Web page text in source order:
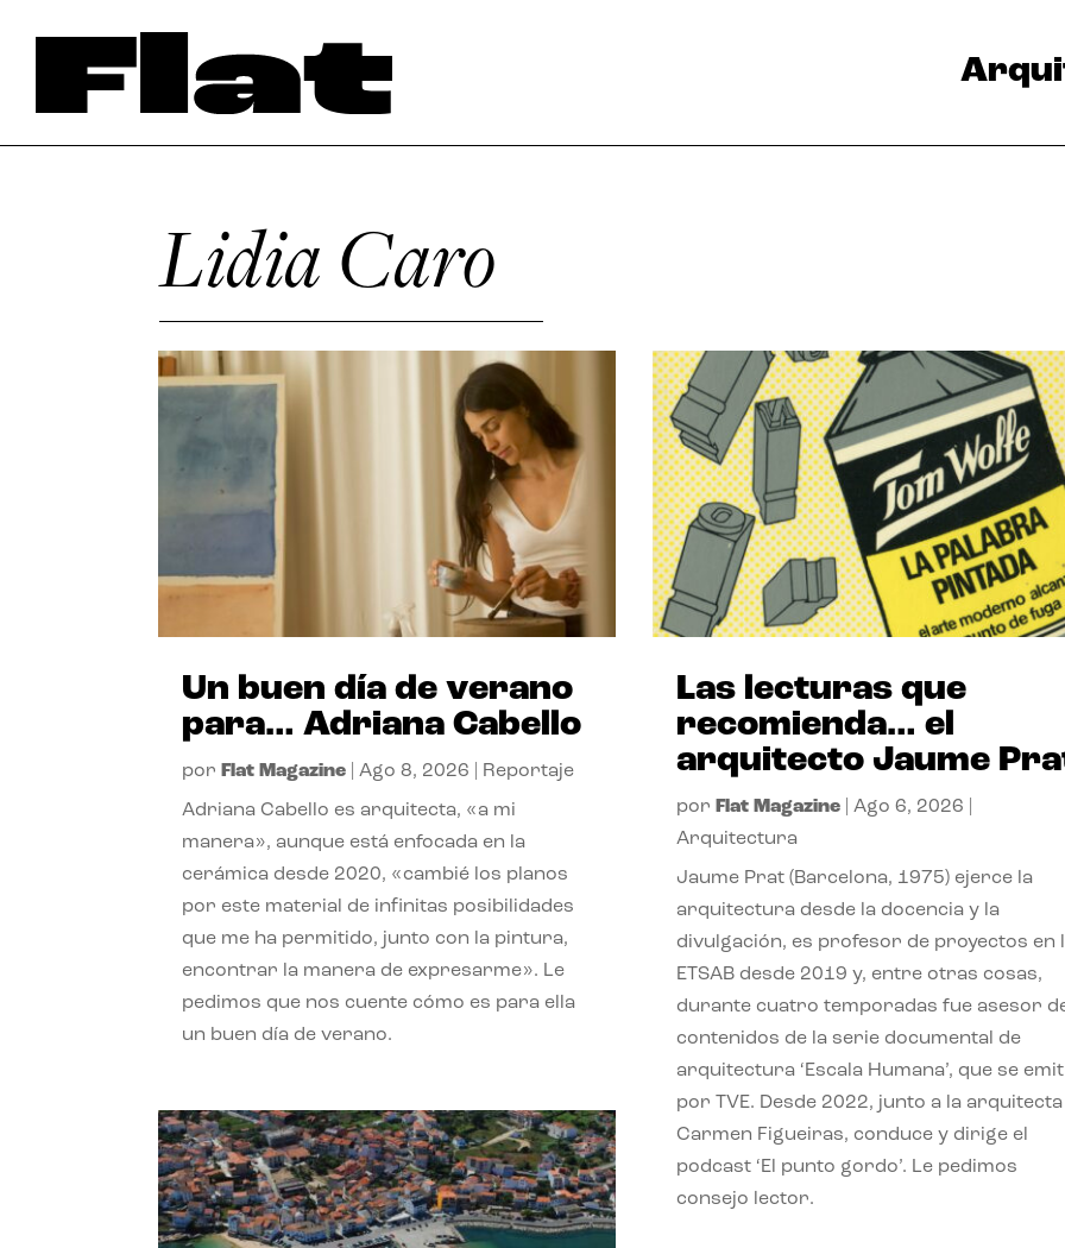
Lidia Caro
Un buen día de verano
para… Adriana Cabello
por Flat Magazine |Ago 8, 2026 Reportaje
Adriana Cabello es arquitecta, «a mi
manera», aunque está enfocada en la
cerámica desde 2020, «cambié los planos
por este material de infinitas posibilidades
que me ha permitido, junto con la pintura,
encontrar la manera de expresarme». Le
pedimos que nos cuente cómo es para ella
un buen día de verano.
Las lecturas que
recomienda… el
arquitecto Jaume
por Flat Magazine| Ago 6, 2026
Arquitectura
Jaume Prat (Barcelona, 1975) ejerce la
arquitectura desde la docencia y la
divulgación, es profesor de proyectos en
ETSAB desde 2019 y, entre otras cosas,
durante cuatro temporadas fue asesor
contenidos de la serie documental de
arquitectura ‘Escala Humana’, que se
por TVE. Desde 2022, junto a la arquitecta
Carmen Figueiras, conduce y dirige el
podcast ‘El punto gordo’. Le pedimos
consejo lector.